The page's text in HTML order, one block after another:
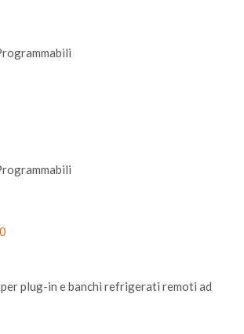
plug-in e banchi refrigerati remoti ad